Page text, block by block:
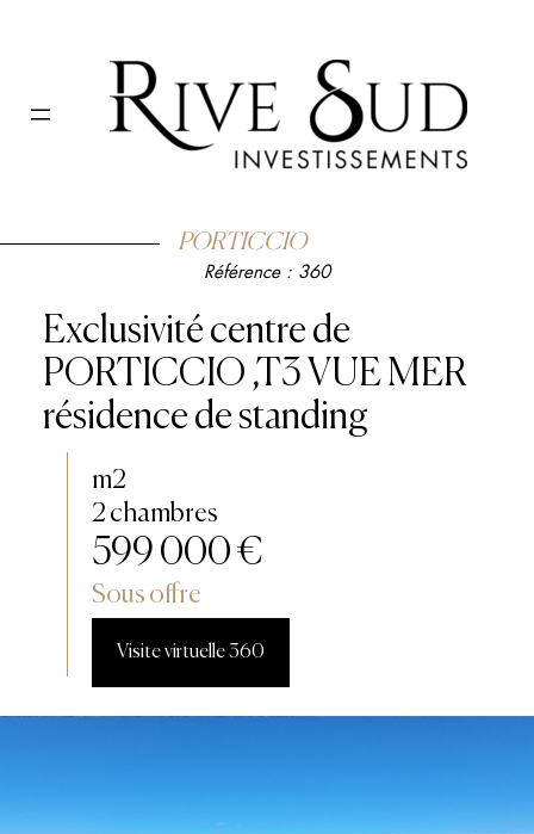
PORTICCIO
Référence : 360
Exclusivité centre de
PORTICCIO ,T3 VUE MER
résidence de standing
m2
2 chambres
599 000 €
Sous offre
Visite virtuelle 360